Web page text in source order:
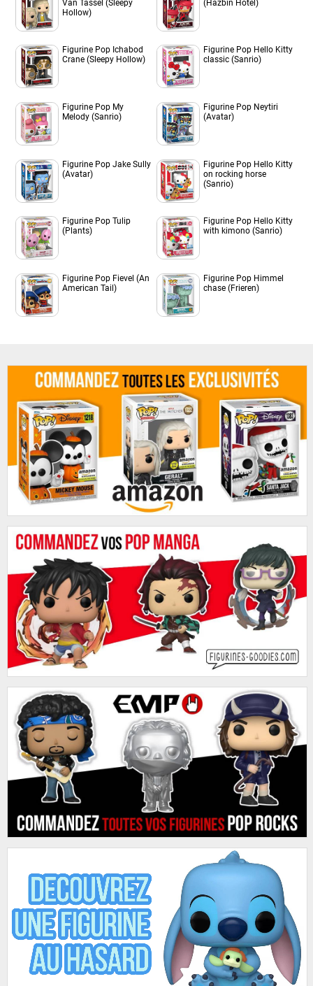
Van Tassel (Sleepy
Hollow)
(Hazbin Hotel)
Figurine Pop Ichabod
Crane (Sleepy Hollow)
Figurine Pop Hello Kitty
classic (Sanrio)
Figurine Pop My
Melody (Sanrio)
Figurine Pop Neytiri
(Avatar)
Figurine Pop Jake Sully
(Avatar)
Figurine Pop Hello Kitty
on rocking horse
(Sanrio)
Figurine Pop Tulip
(Plants)
Figurine Pop Hello Kitty
with kimono (Sanrio)
Figurine Pop Fievel (An
American Tail)
Figurine Pop Himmel
chase (Frieren)